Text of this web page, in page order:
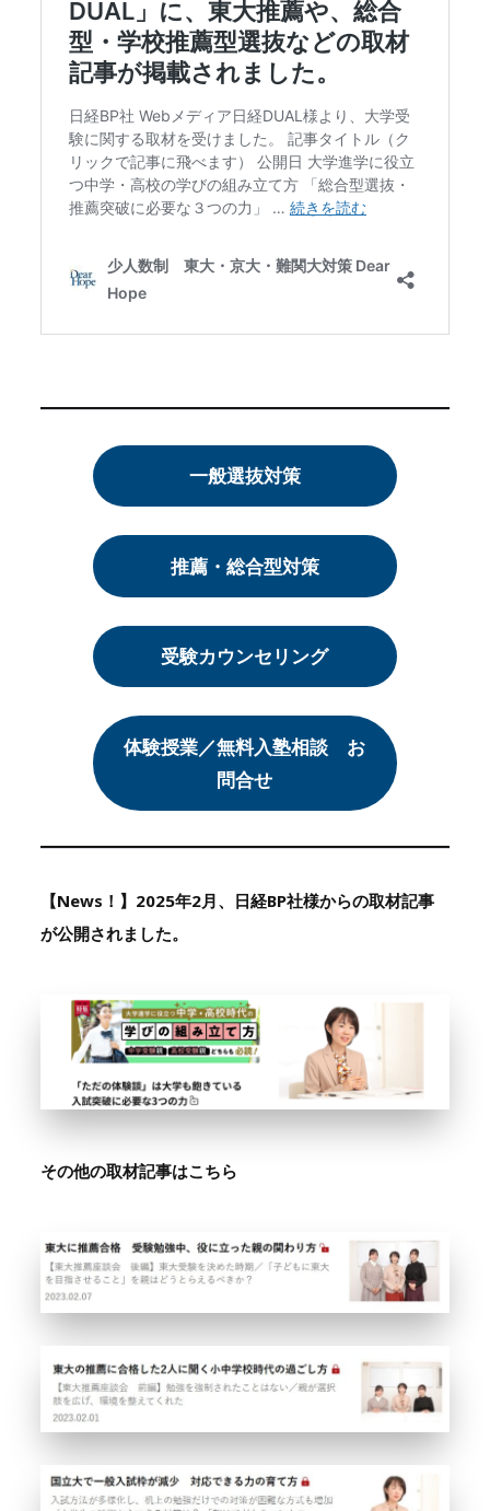
一般選抜対策
推薦・総合型対策
受験カウンセリング
体験授業／無料入塾相談 お
問合せ
【News！】2025年2月、日経BP社様からの取材記事
が公開されました。
その他の取材記事はこちら